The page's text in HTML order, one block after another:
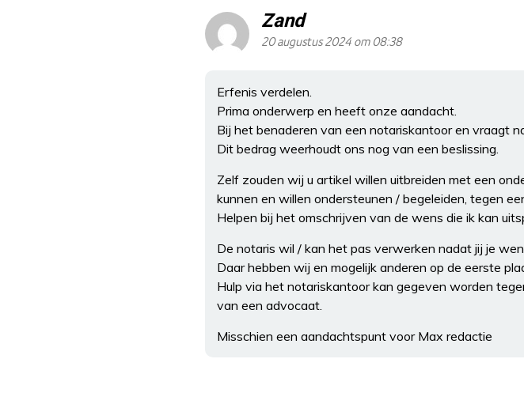
Zand
20 augustus 2024 om 08:38
Erfenis verdelen.
Prima onderwerp en heeft onze aandacht.
Bij het benaderen van een notariskantoor en vraagt
Dit bedrag weerhoudt ons nog van een beslissing.
Zelf zouden wij u artikel willen uitbreiden met een
kunnen en willen ondersteunen / begeleiden, tegen
Helpen bij het omschrijven van de wens die ik kan
De notaris wil / kan het pas verwerken nadat jij je
Daar hebben wij en mogelijk anderen op de eerste
Hulp via het notariskantoor kan gegeven worden
van een advocaat.
Misschien een aandachtspunt voor Max redactie